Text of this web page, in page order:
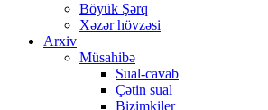
Böyük Şərq
Xəzər hövzəsi
Arxiv
Müsahibə
Sual-cavab
Çətin sual
Bizimkiler